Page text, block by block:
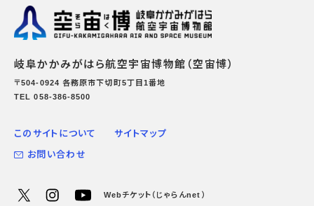
岐阜かかみがはら航空宇宙博物館（空宙博）
〒504-0924 各務原市下切町5丁目1番地
TEL 058-386-8500
このサイトについて
サイトマップ
お問い合わせ
Webチケット（じゃらんnet）